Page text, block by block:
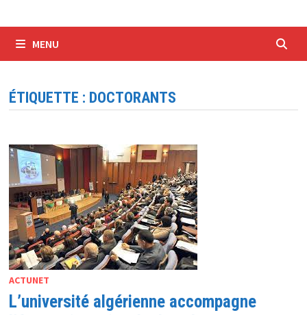
MENU
ÉTIQUETTE : DOCTORANTS
ACTUNET
L’université algérienne accompagne